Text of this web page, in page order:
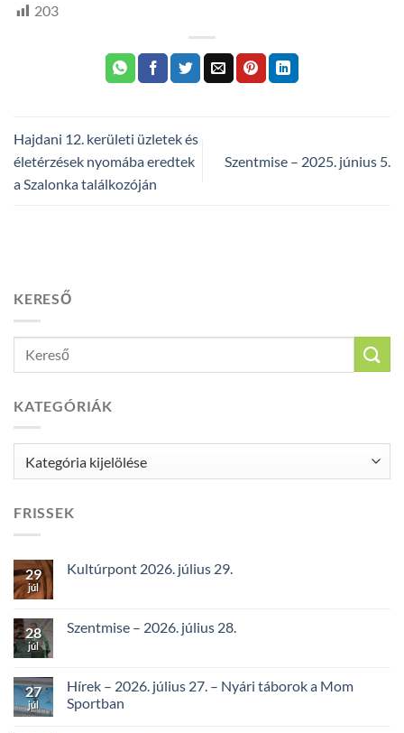
203
Hajdani 12. kerületi üzletek és
életérzések nyomába eredtek
a Szalonka találkozóján
Szentmise – 2025. június 5.
KERESŐ
KATEGÓRIÁK
FRISSEK
29
júl
Kultúrpont 2026. július 29.
28
júl
Szentmise – 2026. július 28.
27
júl
Hírek – 2026. július 27. – Nyári táborok a Mom
Sportban